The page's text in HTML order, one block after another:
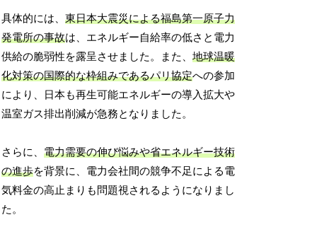
具体的には、東日本大震災による福島第一原子力
発電所の事故は、エネルギー自給率の低さと電力
供給の脆弱性を露呈させました。また、地球温暖
化対策の国際的な枠組みであるパリ協定への参加
により、日本も再生可能エネルギーの導入拡大や
温室ガス排出削減が急務となりました。
さらに、電力需要の伸び悩みや省エネルギー技術
の進歩を背景に、電力会社間の競争不足による電
気料金の高止まりも問題視されるようになりまし
た。